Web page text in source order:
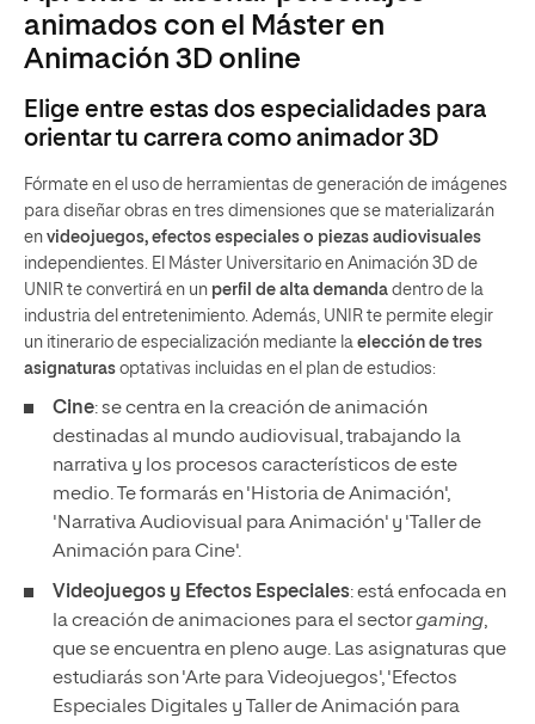
animados con el Máster en
Animación 3D online
Elige entre estas dos especialidades para
orientar tu carrera como animador 3D
Fórmate en el uso de herramientas de generación de imágenes
para diseñar obras en tres dimensiones que se materializarán
en videojuegos, efectos especiales o piezas audiovisuales
independientes. El Máster Universitario en Animación 3D de
UNIR te convertirá en un perfil de alta demanda dentro de la
industria del entretenimiento. Además, UNIR te permite elegir
un itinerario de especialización mediante la elección de tres
asignaturas optativas incluidas en el plan de estudios:
Cine: se centra en la creación de animación
destinadas al mundo audiovisual, trabajando la
narrativa y los procesos característicos de este
medio. Te formarás en 'Historia de Animación',
'Narrativa Audiovisual para Animación' y 'Taller de
Animación para Cine'.
Videojuegos y Efectos Especiales: está enfocada en
la creación de animaciones para el sectorgaming,
que se encuentra en pleno auge. Las asignaturas que
estudiarás son 'Arte para Videojuegos', 'Efectos
Especiales Digitales y Taller de Animación para